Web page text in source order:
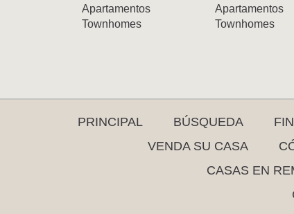
Apartamentos
Townhomes
Apartamentos
Townhomes
PRINCIPAL BÚSQUEDA
VENDA SU CASA
CASAS EN